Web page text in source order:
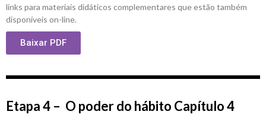
links para materiais didáticos complementares que estão também
disponíveis on-line.
Baixar PDF
Etapa 4 – O poder do hábito Capítulo 4